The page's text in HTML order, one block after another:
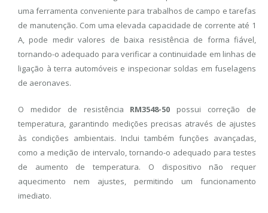
uma ferramenta conveniente para trabalhos de campo e tarefas
de manutenção. Com uma elevada capacidade de corrente até 1
A, pode medir valores de baixa resistência de forma fiável,
tornando-o adequado para verificar a continuidade em linhas de
ligação à terra automóveis e inspecionar soldas em fuselagens
de aeronaves.
O medidor de resistência RM3548-50 possui correção de
temperatura, garantindo medições precisas através de ajustes
às condições ambientais. Inclui também funções avançadas,
como a medição de intervalo, tornando-o adequado para testes
de aumento de temperatura. O dispositivo não requer
aquecimento nem ajustes, permitindo um funcionamento
imediato.